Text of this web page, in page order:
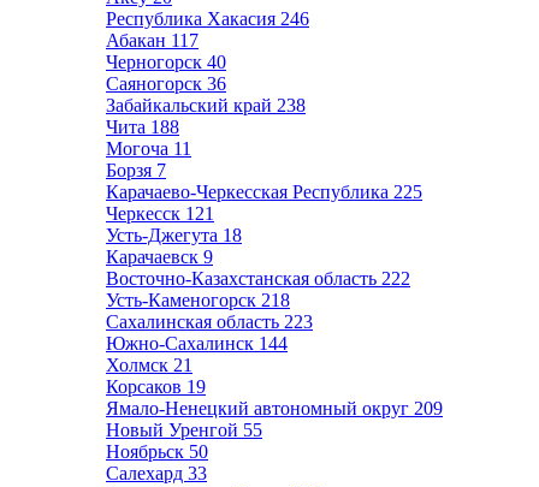
Республика Хакасия 246
Абакан 117
Черногорск 40
Саяногорск 36
Забайкальский край 238
Чита 188
Могоча 11
Борзя 7
Карачаево-Черкесская Республика 225
Черкесск 121
Усть-Джегута 18
Карачаевск 9
Восточно-Казахстанская область 222
Усть-Каменогорск 218
Сахалинская область 223
Южно-Сахалинск 144
Холмск 21
Корсаков 19
Ямало-Ненецкий автономный округ 209
Новый Уренгой 55
Ноябрьск 50
Салехард 33